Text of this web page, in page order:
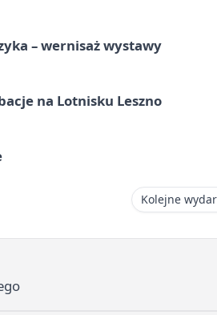
– wernisaż wystawy
na Lotnisku Leszno
Kolejne